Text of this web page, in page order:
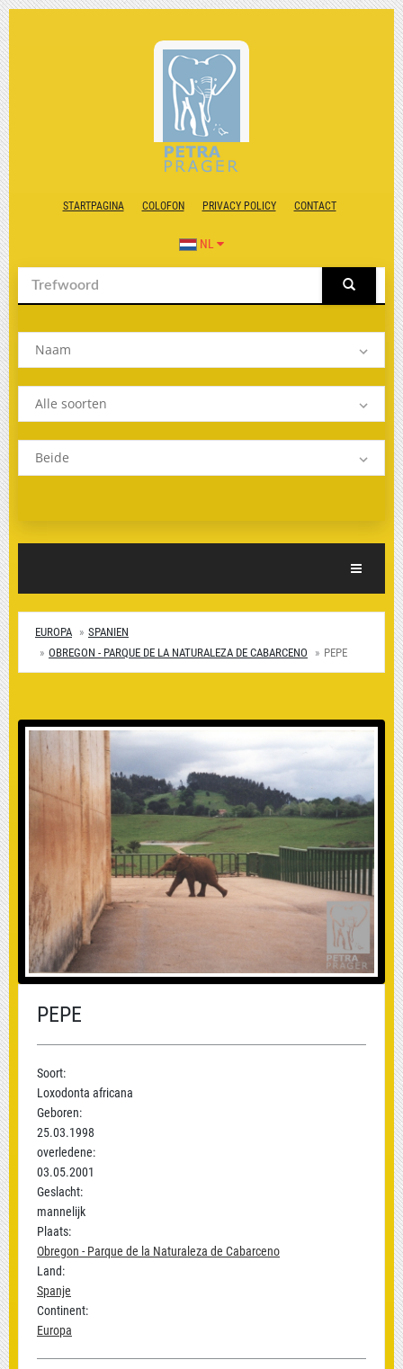
STARTPAGINA COLOFON PRIVACY POLICY CONTACT
NL
Naam
Alle soorten
Beide
Toggle
EUROPA
SPANIEN
OBREGON - PARQUE DE LA NATURALEZA DE CABARCENO
PEPE
PEPE
Soort:
Loxodonta africana
Geboren:
25.03.1998
overledene:
03.05.2001
Geslacht:
mannelijk
Plaats:
Obregon - Parque de la Naturaleza de Cabarceno
Land:
Spanje
Continent:
Europa